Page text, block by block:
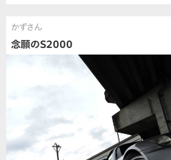
かずさん
念願のS2000